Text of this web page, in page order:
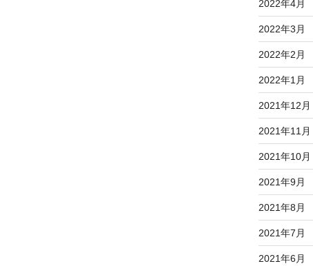
2022年4月
2022年3月
2022年2月
2022年1月
2021年12月
2021年11月
2021年10月
2021年9月
2021年8月
2021年7月
2021年6月